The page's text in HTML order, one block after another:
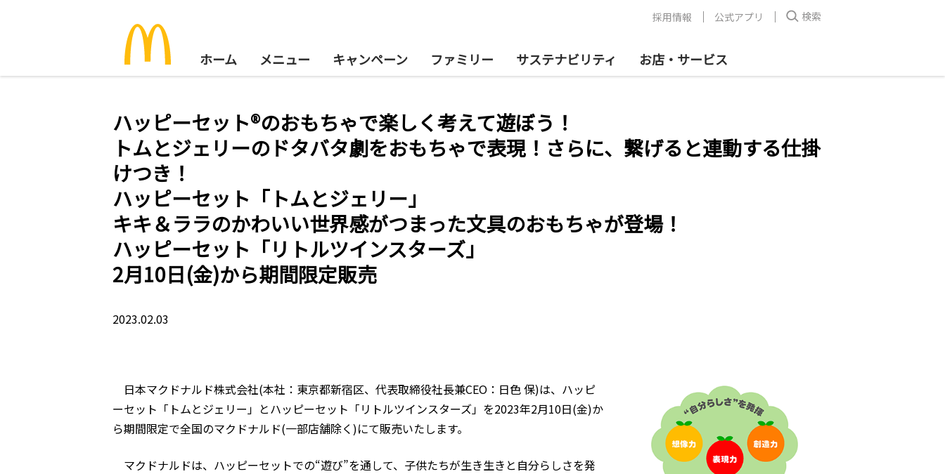
ホーム メニュー キャンペーン ファミリー サステナビリティ お店・サービス
採用情報 公式アプリ 検索
ハッピーセット®のおもちゃで楽しく考えて遊ぼう！
トムとジェリーのドタバタ劇をおもちゃで表現！さらに、繋げると連動する仕掛
けつき！
ハッピーセット「トムとジェリー」
キキ＆ララのかわいい世界感がつまった文具のおもちゃが登場！
ハッピーセット「リトルツインスターズ」
2月10日(金)から期間限定販売
2023.02.03
日本マクドナルド株式会社(本社：東京都新宿区、代表取締役社長兼CEO：日色 保)は、ハッピ
ーセット「トムとジェリー」とハッピーセット「リトルツインスターズ」を2023年2月10日(金)か
ら期間限定で全国のマクドナルド(一部店舗除く)にて販売いたします。
マクドナルドは、ハッピーセットでの“遊び”を通して、子供たちが生き生きと自分らしさを発